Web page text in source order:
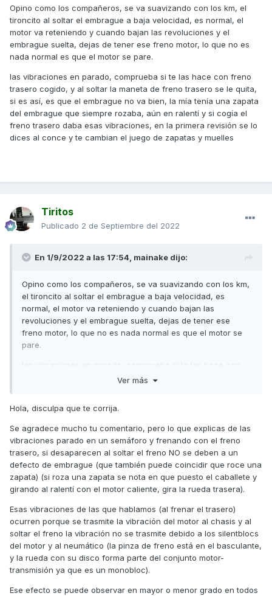
Opino como los compañeros, se va suavizando con los km, el
tironcito al soltar el embrague a baja velocidad, es normal, el
motor va reteniendo y cuando bajan las revoluciones y el
embrague suelta, dejas de tener ese freno motor, lo que no es
nada normal es que el motor se pare.
las vibraciones en parado, comprueba si te las hace con freno
trasero cogido, y al soltar la maneta de freno trasero se le quita,
si es así, es que el embrague no va bien, la mía tenía una zapata
del embrague que siempre rozaba, aún en ralentí y si cogía el
freno trasero daba esas vibraciones, en la primera revisión se lo
dices al conce y te cambian el juego de zapatas y muelles
Tiritos
Publicado 2 de Septiembre del 2022
En 1/9/2022 a las 17:54, mainake dijo:
Opino como los compañeros, se va suavizando con los km,
el tironcito al soltar el embrague a baja velocidad, es
normal, el motor va reteniendo y cuando bajan las
revoluciones y el embrague suelta, dejas de tener ese
freno motor, lo que no es nada normal es que el motor se
pare.
las vibraciones en parado, comprueba si te las hace con
freno trasero cogido, y al soltar la maneta de freno trasero
ralentí y si cogía el freno trasero daba esas vibraciones, en
la primera revisión se lo dices al conce y te cambian el
juego de zapatas y muelles
Ver más
Hola, disculpa que te corrija.
Se agradece mucho tu comentario, pero lo que explicas de las
vibraciones parado en un semáforo y frenando con el freno
trasero, si desaparecen al soltar el freno NO se deben a un
defecto de embrague (que también puede coincidir que roce una
zapata) (si roza una zapata se nota en que puesto el caballete y
girando al ralentí con el motor caliente, gira la rueda trasera).
Esas vibraciones de las que hablamos (al frenar el trasero)
ocurren porque se trasmite la vibración del motor al chasis y al
soltar el freno la vibración no se trasmite debido a los silentblocs
del motor y al neumático (la pinza de freno está en el basculante,
y la rueda con su disco forma parte del conjunto motor-
transmisión ya que es un monobloc).
Ese efecto se puede observar en mayor o menor grado en todos